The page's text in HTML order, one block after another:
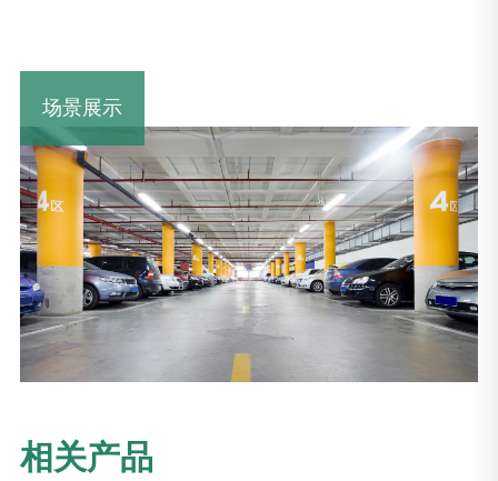
场景展示
相关产品